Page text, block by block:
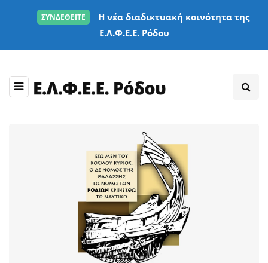
ΣΥΝΔΕΘΕΙΤΕ
Η νέα διαδικτυακή κοινότητα της
Ε.Λ.Φ.Ε.Ε. Ρόδου